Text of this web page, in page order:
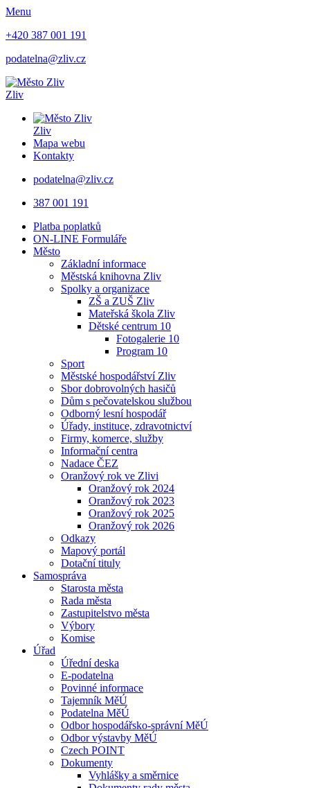
Menu
+420 387 001 191
podatelna@zliv.cz
Zliv
Zliv
Mapa webu
Kontakty
podatelna@zliv.cz
387 001 191
Platba poplatků
ON-LINE Formuláře
Město
Základní informace
Městská knihovna Zliv
Spolky a organizace
ZŠ a ZUŠ Zliv
Mateřská škola Zliv
Dětské centrum 10
Fotogalerie 10
Program 10
Sport
Městské hospodářství Zliv
Sbor dobrovolných hasičů
Dům s pečovatelskou službou
Odborný lesní hospodář
Úřady, instituce, zdravotnictví
Firmy, komerce, služby
Informační centra
Nadace ČEZ
Oranžový rok ve Zlivi
Oranžový rok 2024
Oranžový rok 2023
Oranžový rok 2025
Oranžový rok 2026
Odkazy
Mapový portál
Dotační tituly
Samospráva
Starosta města
Rada města
Zastupitelstvo města
Výbory
Komise
Úřad
Úřední deska
E-podatelna
Povinné informace
Tajemník MěÚ
Podatelna MěÚ
Odbor hospodářsko-správní MěÚ
Odbor výstavby MěÚ
Czech POINT
Dokumenty
Vyhlášky a směrnice